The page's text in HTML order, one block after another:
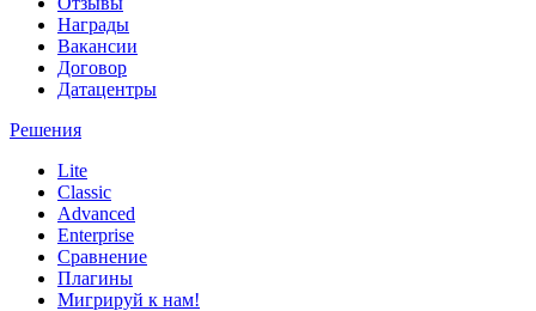
Награды
Вакансии
Договор
Датацентры
Решения
Lite
Classic
Advanced
Enterprise
Сравнение
Плагины
Мигрируй к нам!